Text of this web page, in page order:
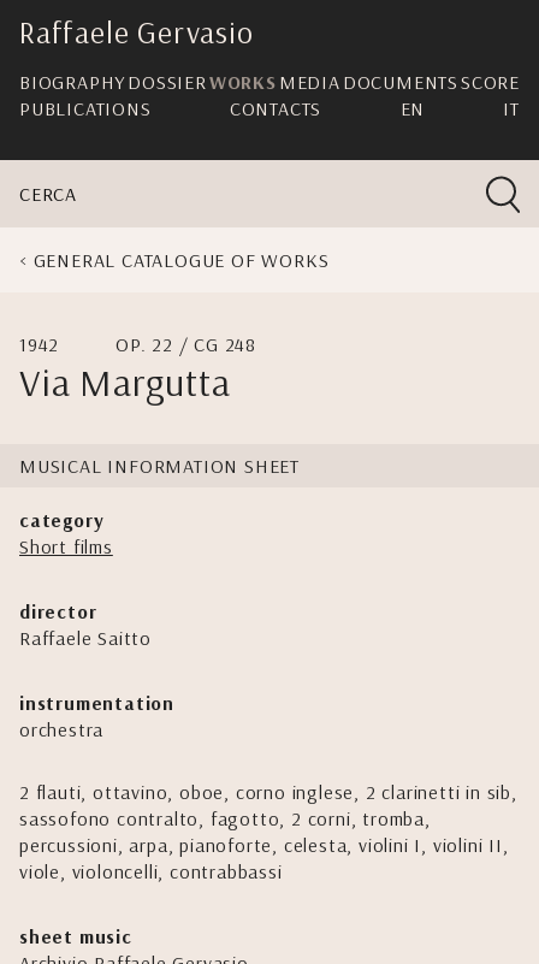
navigation
Raffaele Gervasio
BIOGRAPHYDOSSIERWORKS MEDIA DOCUMENTS SCORE
PUBLICATIONS
CONTACTS EN IT
CERCA
GENERAL CATALOGUE OF WORKS
1942 OP. 22 / CG 248
Via Margutta
MUSICAL INFORMATION SHEET
category
Short films
director
Raffaele Saitto
instrumentation
orchestra
2 flauti, ottavino, oboe, corno inglese, 2 clarinetti in sib,
sassofono contralto, fagotto, 2 corni, tromba,
percussioni, arpa, pianoforte, celesta, violini I, violini II,
viole, violoncelli, contrabbassi
sheet music